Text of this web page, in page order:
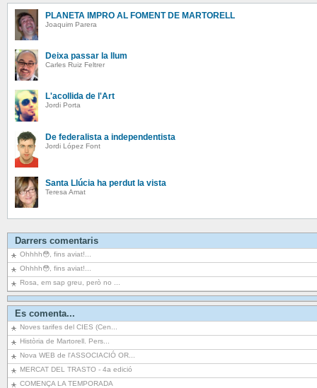
PLANETA IMPRO AL FOMENT DE MARTORELL
Joaquim Parera
Deixa passar la llum
Carles Ruiz Feltrer
L'acollida de l'Art
Jordi Porta
De federalista a independentista
Jordi López Font
Santa Llúcia ha perdut la vista
Teresa Amat
Darrers comentaris
Ohhhh😳, fins aviat!...
Ohhhh😳, fins aviat!...
Rosa, em sap greu, però no ...
Es comenta...
Noves tarifes del CIES (Cen...
Història de Martorell. Pers...
Nova WEB de l'ASSOCIACIÓ OR...
MERCAT DEL TRASTO - 4a edició
COMENÇA LA TEMPORADA